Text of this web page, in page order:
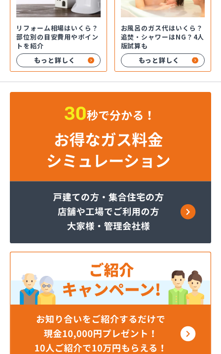
リフォーム相場はいくら？
部位別の目安費用やポイン
トを紹介
もっと詳しく
お風呂のガス代はいくら？
追焚・シャワーはNG？4人
版試算も
もっと詳しく